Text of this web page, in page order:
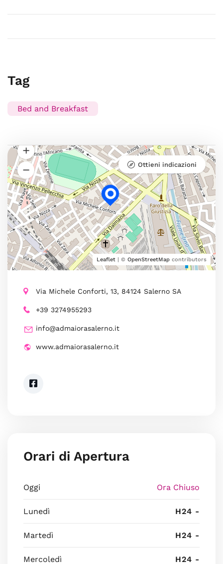
Tag
Bed and Breakfast
Leaflet | © OpenStreetMap contributors
Ottieni indicazioni
Via Michele Conforti, 13, 84124 Salerno SA
+39 3274955293
info@admaiorasalerno.it
www.admaiorasalerno.it
Orari di Apertura
Oggi Ora Chiuso
Lunedì H24 -
Martedì H24 -
Mercoledì H24 -